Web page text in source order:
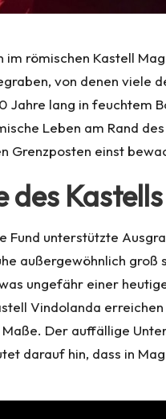
römischen Kastell
von denen viele
Jahre lang in feuchtem
Leben am Rand
Grenzposten einst
des
Fund unterstützte
außergewöhnlich groß
ungefähr einer
Vindolanda
Der auffällige
darauf hin, dass in